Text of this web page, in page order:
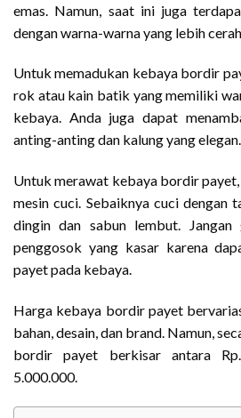
emas. Namun, saat ini juga
dengan warna-warna yang lebih
Untuk memadukan kebaya bordir
rok atau kain batik yang memiliki
kebaya. Anda juga dapat
anting-anting dan kalung yang elegan.
Untuk merawat kebaya bordir
mesin cuci. Sebaiknya cuci dengan
dingin dan sabun lembut. Jangan
penggosok yang kasar karena
payet pada kebaya.
Harga kebaya bordir payet
bahan, desain, dan brand. Namun,
bordir payet berkisar antara
5.000.000.